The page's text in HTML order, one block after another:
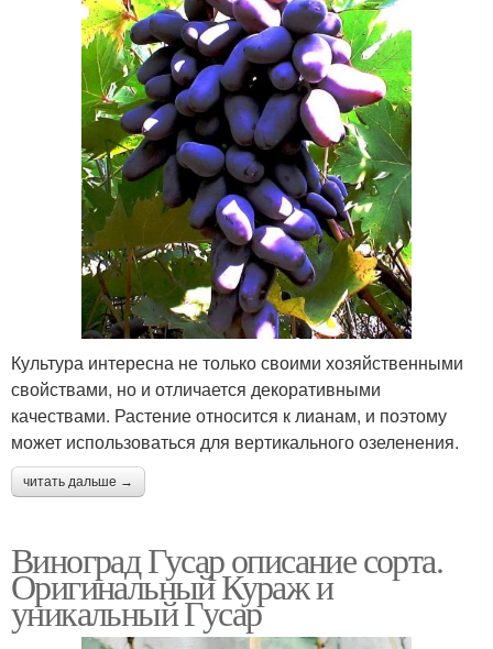
Культура интересна не только своими хозяйственными
свойствами, но и отличается декоративными
качествами. Растение относится к лианам, и поэтому
может использоваться для вертикального озеленения.
читать дальше →
Виноград Гусар описание сорта.
Оригинальный Кураж и
уникальный Гусар